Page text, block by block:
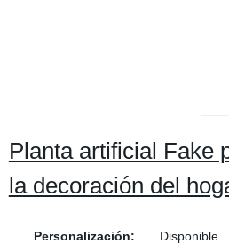
Planta artificial Fake
la decoración del
Personalización:
Disponible